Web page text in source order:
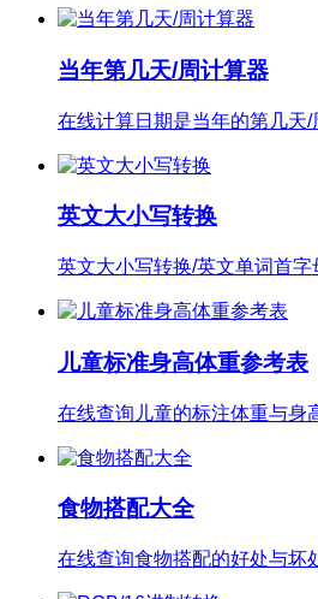
当年第几天/周计算器
在线计算日期是当年的第几天/
英文大小写转换
英文大小写转换/英文单词首
儿童标准身高体重参考表
在线查询儿童的标注体重与身
食物搭配大全
在线查询食物搭配的好处与坏